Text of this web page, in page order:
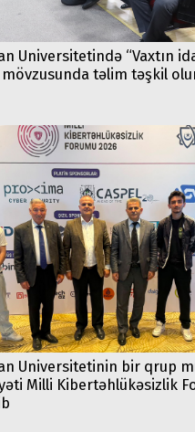
Universitetində “Vaxtın
təlim təşkil
Universitetinin bir qrup
Milli Kibertəhlükəsizlik